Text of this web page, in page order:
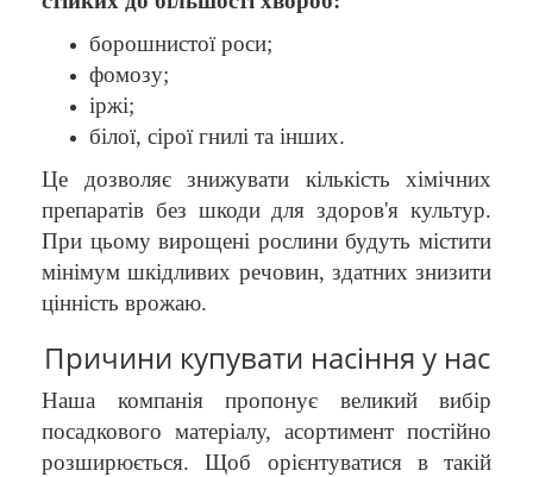
борошнистої роси;
фомозу;
іржі;
білої, сірої гнилі та інших.
Це дозволяє знижувати кількість хімічних
препаратів без шкоди для здоров'я культур.
При цьому вирощені рослини будуть містити
мінімум шкідливих речовин, здатних знизити
цінність врожаю.
Причини купувати насіння у нас
Наша компанія пропонує великий вибір
посадкового матеріалу, асортимент постійно
розширюється. Щоб орієнтуватися в такій